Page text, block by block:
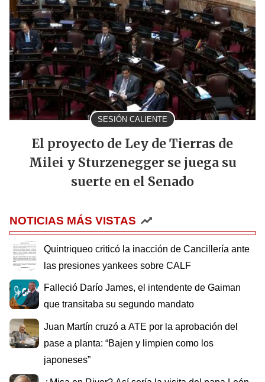
SESIÓN CALIENTE
El proyecto de Ley de Tierras de
Milei y Sturzenegger se juega su
suerte en el Senado
NOTICIAS MÁS VISTAS
Quintriqueo criticó la inacción de Cancillería ante
las presiones yankees sobre CALF
Falleció Darío James, el intendente de Gaiman
que transitaba su segundo mandato
Juan Martín cruzó a ATE por la aprobación del
pase a planta: “Bajen y limpien como los
japoneses”